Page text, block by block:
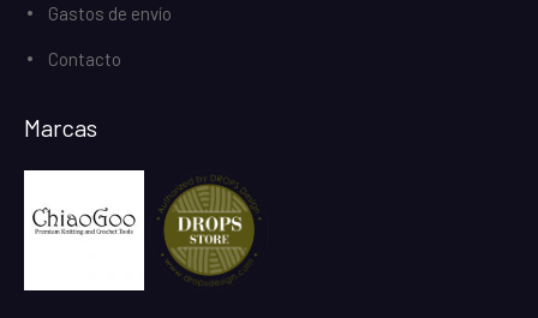
Gastos de envío
Contacto
Marcas